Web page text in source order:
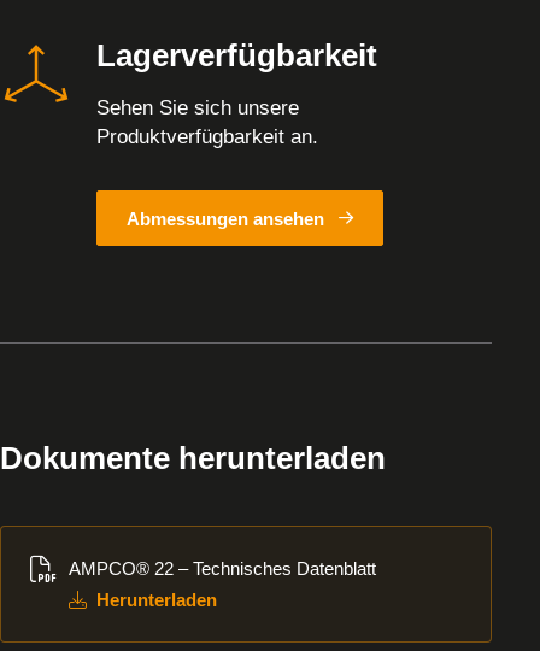
Lagerverfügbarkeit
Sehen Sie sich unsere
Produktverfügbarkeit an.
Abmessungen ansehen
Dokumente herunterladen
AMPCO® 22 – Technisches Datenblatt
Herunterladen